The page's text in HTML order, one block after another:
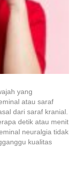
yang
atau saraf
dari saraf kranial.
detik atau menit
neuralgia tidak
kualitas